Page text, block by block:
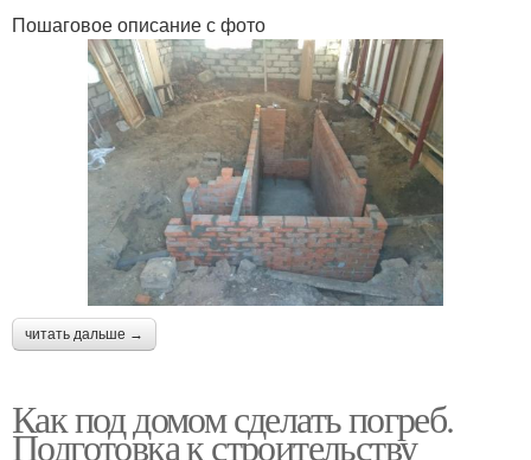
Пошаговое описание с фото
читать дальше →
Как под домом сделать погреб.
Подготовка к строительству